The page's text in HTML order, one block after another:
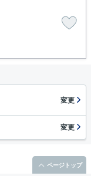
変更
変更
ページトップ